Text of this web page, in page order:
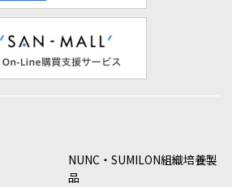
NUNC・SUMILON組織培養製
品